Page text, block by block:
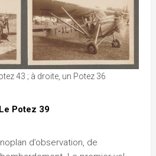
43 ; à droite, un Potez 36
Le Potez 39
d’observation, de